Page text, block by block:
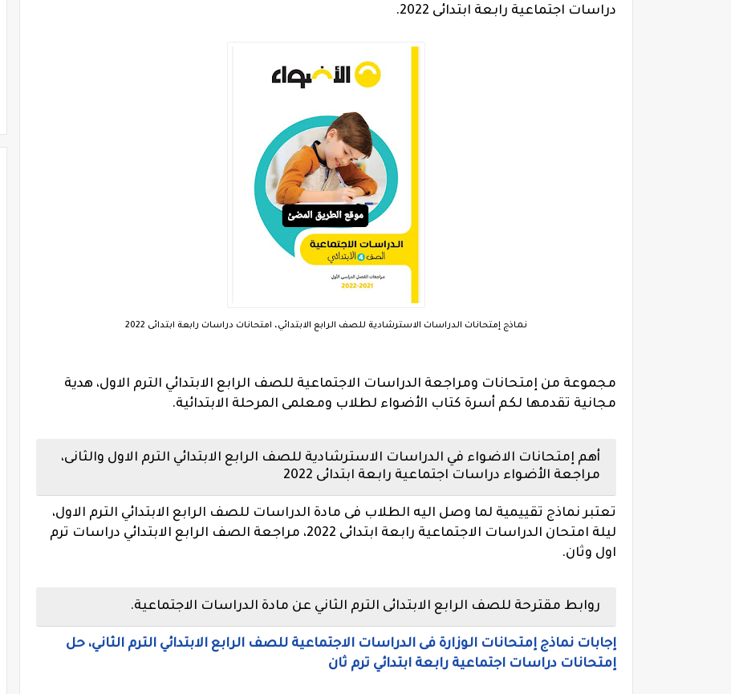
دراسات اجتماعية رابعة ابتدائى 2022.
نماذج إمتحانات الدراسات الاسترشادية للصف الرابع الابتدائي، امتحانات دراسات رابعة ابتدائى 2022
مجموعة من إمتحانات ومراجعة الدراسات الاجتماعية للصف الرابع الابتدائي الترم الاول، هدية
مجانية تقدمها لكم أسرة كتاب الأضواء لطلاب ومعلمى المرحلة الابتدائية.
أهم إمتحانات الاضواء في الدراسات الاسترشادية للصف الرابع الابتدائي الترم الاول والثانى،
مراجعة الأضواء دراسات اجتماعية رابعة ابتدائى 2022
تعتبر نماذج تقييمية لما وصل اليه الطلاب فى مادة الدراسات للصف الرابع الابتدائي الترم الاول،
ل
يلة امتحان الدراسات الاجتماعية رابعة ابتدائى 2022، مراجعة الصف الرابع الابتدائي دراسات ترم
اول وثان.
روابط مقترحة للصف الرابع الابتدائى الترم الثاني عن مادة الدراسات الاجتماعية.
إجابات نماذج إمتحانات الوزارة فى الدراسات الاجتماعية للصف الرابع الابتدائي الترم الثاني، حل
إمتحانات دراسات اجتماعية رابعة ابتدائي ترم ثان